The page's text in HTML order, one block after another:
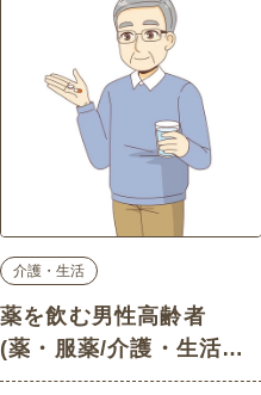
介護・生活
薬を飲む男性高齢者
(薬・服薬/介護・生活の
介護イラスト素材)